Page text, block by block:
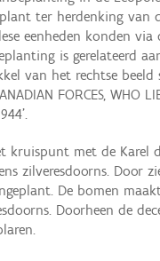
ter herdenking van
eenheden konden
is gerelateerd
van het rechtse beeld
FORCES, WHO
kruispunt met de Karel
zilveresdoorns. Door
De bomen
Doorheen de